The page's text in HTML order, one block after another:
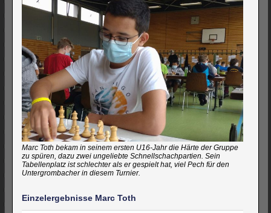
Marc Toth bekam in seinem ersten U16-Jahr die Härte der Gruppe
zu spüren, dazu zwei ungeliebte Schnellschachpartien. Sein
Tabellenplatz ist schlechter als er gespielt hat, viel Pech für den
Untergrombacher in diesem Turnier.
Einzelergebnisse Marc Toth